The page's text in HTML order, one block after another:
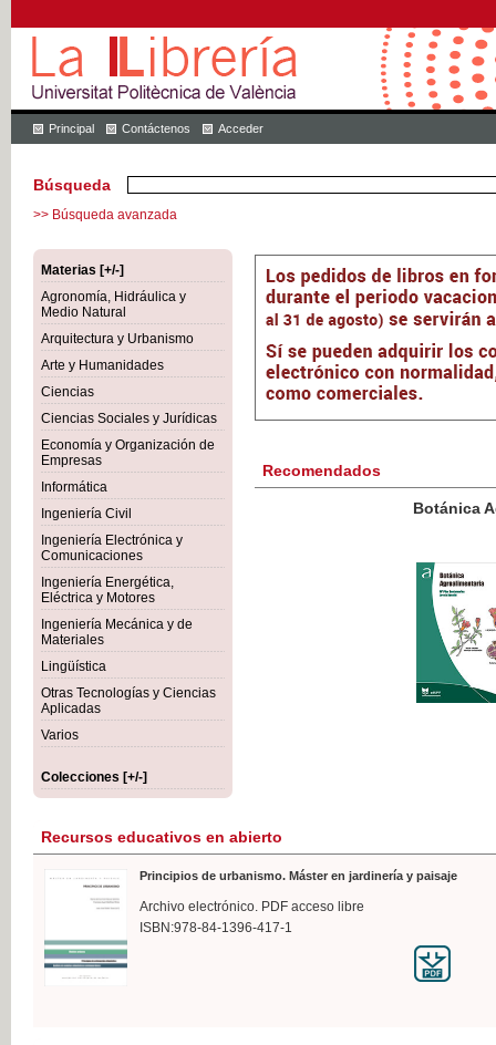
Principal Contáctenos Acceder
Búsqueda
>> Búsqueda avanzada
Materias [+/-]
Agronomía, Hidráulica y
Medio Natural
Arquitectura y Urbanismo
Arte y Humanidades
Ciencias
Ciencias Sociales y Jurídicas
Economía y Organización de
Empresas
Informática
Ingeniería Civil
Ingeniería Electrónica y
Comunicaciones
Ingeniería Energética,
Eléctrica y Motores
Ingeniería Mecánica y de
Materiales
Lingüística
Otras Tecnologías y Ciencias
Aplicadas
Varios
Colecciones [+/-]
Recomendados
Botánica Agroalimentaria
IVA
Recursos educativos en abierto
Principios de urbanismo. Máster en jardinería y paisaje
Archivo electrónico. PDF acceso libre
ISBN:978-84-1396-417-1